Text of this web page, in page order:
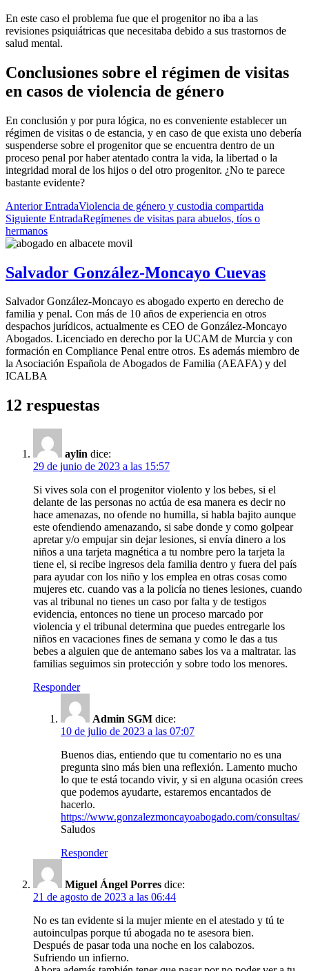
En este caso el problema fue que el progenitor no iba a las
revisiones psiquiátricas que necesitaba debido a sus trastornos de
salud mental.
Conclusiones sobre el régimen de visitas
en casos de violencia de género
En conclusión y por pura lógica, no es conveniente establecer un
régimen de visitas o de estancia, y en caso de que exista uno debería
suspenderse sobre el progenitor que se encuentra dentro de un
proceso penal por haber atentado contra la vida, la libertad o la
integridad moral de los hijos o del otro progenitor. ¿No te parece
bastante evidente?
Anterior EntradaViolencia de género y custodia compartida
Siguiente EntradaRegímenes de visitas para abuelos, tíos o
hermanos
Salvador González-Moncayo Cuevas
Salvador González-Moncayo es abogado experto en derecho de
familia y penal. Con más de 10 años de experiencia en otros
despachos jurídicos, actualmente es CEO de González-Moncayo
Abogados. Licenciado en derecho por la UCAM de Murcia y con
formación en Compliance Penal entre otros. Es además miembro de
la Asociación Española de Abogados de Familia (AEAFA) y del
ICALBA
12 respuestas
aylin dice:
29 de junio de 2023 a las 15:57
Si vives sola con el progenitor violento y los bebes, si el
delante de las personas no actúa de esa manera es decir no
hace amenazas, no ofende no humilla, si habla bajito aunque
este ofendiendo amenazando, si sabe donde y como golpear
apretar y/o empujar sin dejar lesiones, si envía dinero a los
niños a una tarjeta magnética a tu nombre pero la tarjeta la
tiene el, si recibe ingresos dela familia dentro y fuera del país
para ayudar con los niño y los emplea en otras cosas como
mujeres etc. cuando vas a la policía no tienes lesiones, cuando
vas al tribunal no tienes un caso por falta y de testigos
evidencia, entonces no tiene un proceso marcado por
violencia y el tribunal determina que puedes entregarle los
niños en vacaciones fines de semana y como le das a tus
bebes a alguien que de antemano sabes los va a maltratar. las
familias seguimos sin protección y sobre todo los menores.
Responder
Admin SGM dice:
10 de julio de 2023 a las 07:07
Buenos dias, entiendo que tu comentario no es una
pregunta sino más bien una reflexión. Lamento mucho
lo que te está tocando vivir, y si en alguna ocasión crees
que podemos ayudarte, estaremos encantados de
hacerlo.
https://www.gonzalezmoncayoabogado.com/consultas/
Saludos
Responder
Miguel Ángel Porres dice:
21 de agosto de 2023 a las 06:44
No es tan evidente si la mujer miente en el atestado y tú te
autoinculpas porque tú abogada no te asesora bien.
Después de pasar toda una noche en los calabozos.
Sufriendo un infierno.